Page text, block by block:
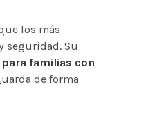
los más
seguridad. Su
familias con
de forma